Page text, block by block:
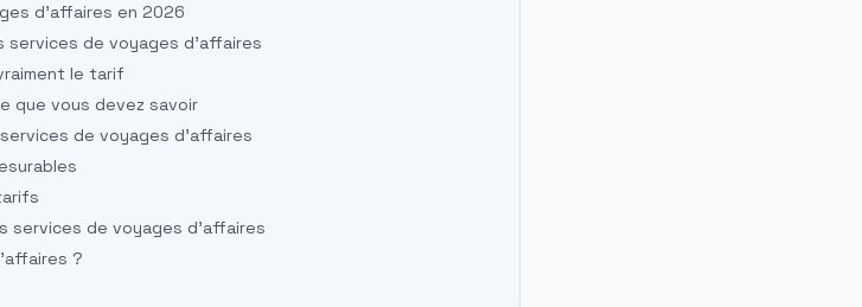
d'affaires en 2026
services de voyages d'affaires
le tarif
que vous devez savoir
de voyages d'affaires
services de voyages d'affaires
?